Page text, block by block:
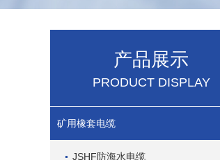
产品展示
PRODUCT DISPLAY
矿用橡套电缆
JSHF防海水电缆